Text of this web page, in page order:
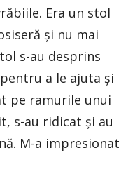
Era un stol
și nu mai
s-au desprins
a le ajuta și
pe ramurile unui
s-au ridicat și au
M-a impresionat